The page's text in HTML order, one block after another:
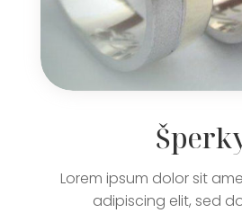
Lorem ipsum dolor sit
adipiscing elit, sed